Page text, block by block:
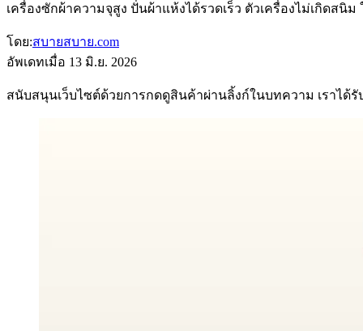
เครื่องซักผ้าความจุสูง ปั่นผ้าแห้งได้รวดเร็ว ตัวเครื่องไม่เกิดสนิ
โดย:สบายสบาย.com
อัพเดทเมื่อ 13 มิ.ย. 2026
สนับสนุนเว็บไซต์ด้วยการกดดูสินค้าผ่านลิ้งก์ในบทความ เราไ